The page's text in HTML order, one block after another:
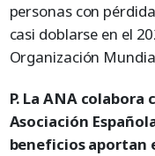
personas con
casi doblarse en el
Organización
P. La ANA
Asociación
beneficios aportan